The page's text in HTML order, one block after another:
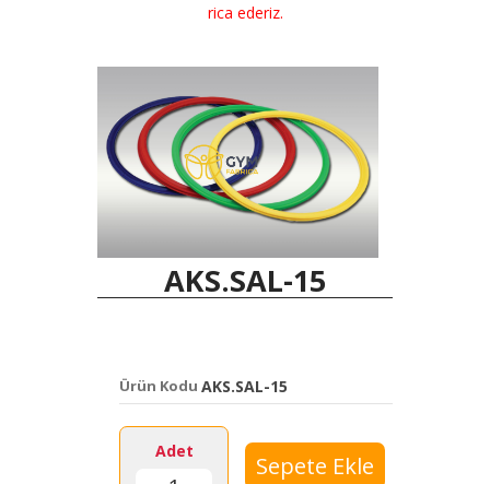
rica ederiz.
AKS.SAL-15
Ürün Kodu AKS.SAL-15
Adet